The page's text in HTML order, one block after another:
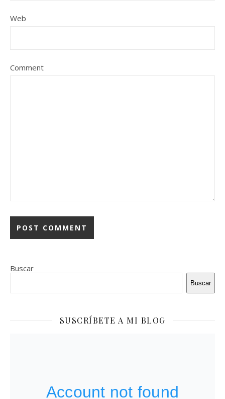
Web
Comment
Buscar
Buscar
SUSCRÍBETE A MI BLOG